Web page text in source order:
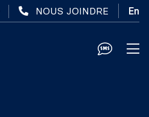
Passer au contenu principal
NOUS JOINDRE En